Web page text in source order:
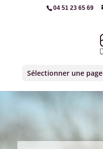
04 51 23 65 69
Sélectionner une page